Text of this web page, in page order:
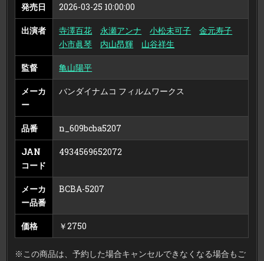
発売日 2026-03-25 10:00:00
出演者 寺澤百花 永瀬アンナ 小松未可子
金元寿子
小市眞琴
内山昂輝 山谷祥生
監督 亀山陽平
メーカ
ー
バンダイナムコ フィルムワークス
品番 n_609bcba5207
JAN
コード
4934569652072
メーカ
ー品番
BCBA-5207
価格 ￥2750
※この商品は、予約した場合キャンセルできなくなる場合もご